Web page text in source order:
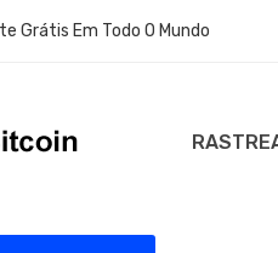
Grátis Em Todo O Mundo